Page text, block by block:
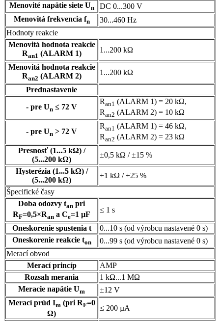
Menovité napätie siete Un
DC 0...300 V
Menovitá frekvencia fn
30...460 Hz
Hodnoty reakcie
Menovitá hodnota reakcie
Ran1 (ALARM 1) 1...200 kΩ
Menovitá hodnota reakcie
Ran2 (ALARM 2) 1...200 kΩ
Prednastavenie
- pre Un ≤ 72 V
Ran1 (ALARM 1) = 20 kΩ,
Ran2 (ALARM 2) = 10 kΩ
- pre Un > 72 V
Ran1 (ALARM 1) = 46 kΩ,
Ran2 (ALARM 2) = 23 kΩ
Presnosť (1...5 kΩ) /
(5...200 kΩ)
±0,5 kΩ / ±15 %
Hysterézia (1...5 kΩ) /
(5...200 kΩ)
+1 kΩ / +25 %
Špecifické časy
Doba odozvy tan pri
RF=0,5×Ran a Ce=1 µF
≤ 1 s
Oneskorenie spustenia t
0...10 s (od výrobcu nastavené 0 s)
Oneskorenie reakcie ton
0...99 s (od výrobcu nastavené 0 s)
Merací obvod
Merací princíp
AMP
Rozsah merania
1 kΩ...1 MΩ
Meracie napätie Um
±12 V
Merací prúd Im (pri RF=0
Ω)
≤ 200 µA